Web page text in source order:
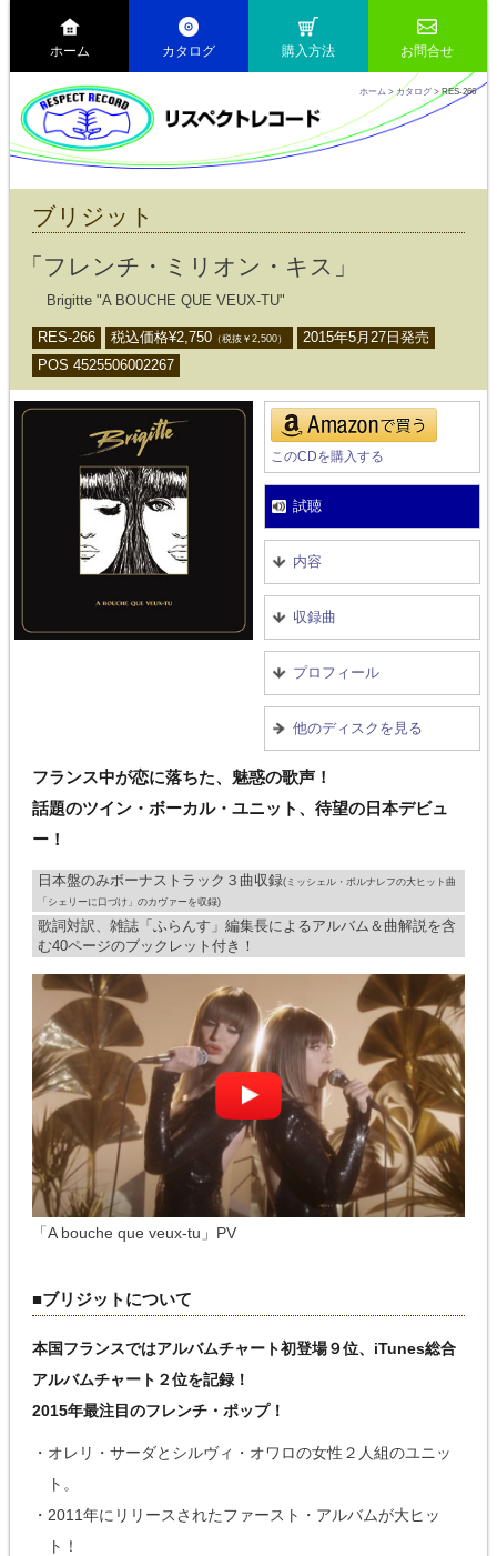
ホーム カタログ 購入方法 お問合せ
ホーム > カタログ > RES-266
ブリジット
「フレンチ・ミリオン・キス」
Brigitte "A BOUCHE QUE VEUX-TU"
RES-266 税込価格¥2,750（税抜￥ 2,500）
2015年5月27日発売
POS 4525506002267
このCDを購入する
試聴
内容
収録曲
プロフィール
他のディスクを見る
フランス中が恋に落ちた、魅惑の歌声！
話題のツイン・ボーカル・ユニット、待望の日本デビュ
ー！
日本盤のみボーナストラック３曲収録(ミッシェル・ポルナレフの大ヒット曲
「シェリーに口づけ」のカヴァーを収録)
歌詞対訳、雑誌「ふらんす」編集長によるアルバム＆曲解説を含
む40ページのブックレット付き！
「A bouche que veux-tu」PV
■ブリジットについて
本国フランスではアルバムチャート初登場９位、iTunes総合
アルバムチャート２位を記録！
2015年最注目のフレンチ・ポップ！
・オレリ・サーダとシルヴィ・オワロの女性２人組のユニッ
ト。
・2011年にリリースされたファースト・アルバムが大ヒッ
ト！